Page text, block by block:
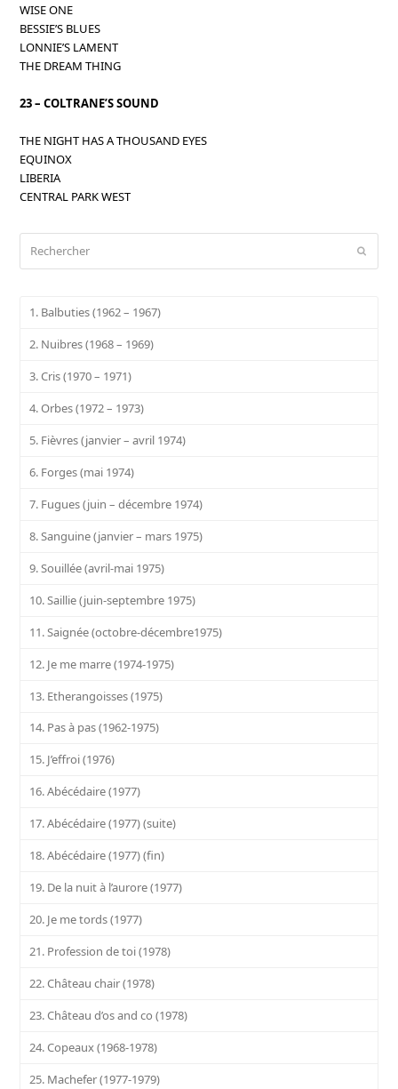
WISE ONE
BESSIE’S BLUES
LONNIE’S LAMENT
THE DREAM THING
23 – COLTRANE’S SOUND
THE NIGHT HAS A THOUSAND EYES
EQUINOX
LIBERIA
CENTRAL PARK WEST
1. Balbuties (1962 – 1967)
2. Nuibres (1968 – 1969)
3. Cris (1970 – 1971)
4. Orbes (1972 – 1973)
5. Fièvres (janvier – avril 1974)
6. Forges (mai 1974)
7. Fugues (juin – décembre 1974)
8. Sanguine (janvier – mars 1975)
9. Souillée (avril-mai 1975)
10. Saillie (juin-septembre 1975)
11. Saignée (octobre-décembre1975)
12. Je me marre (1974-1975)
13. Etherangoisses (1975)
14. Pas à pas (1962-1975)
15. J’effroi (1976)
16. Abécédaire (1977)
17. Abécédaire (1977) (suite)
18. Abécédaire (1977) (fin)
19. De la nuit à l’aurore (1977)
20. Je me tords (1977)
21. Profession de toi (1978)
22. Château chair (1978)
23. Château d’os and co (1978)
24. Copeaux (1968-1978)
25. Machefer (1977-1979)